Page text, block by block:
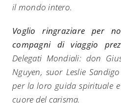
il mondo intero.
Voglio ringraziare per
compagni di viaggio
Delegati Mondiali: don
Nguyen, suor Leslie
per la loro guida spirituale
cuore del carisma.